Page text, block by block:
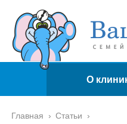
О
Главная › Статьи ›